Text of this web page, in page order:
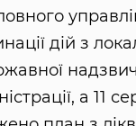
дій з
а 11